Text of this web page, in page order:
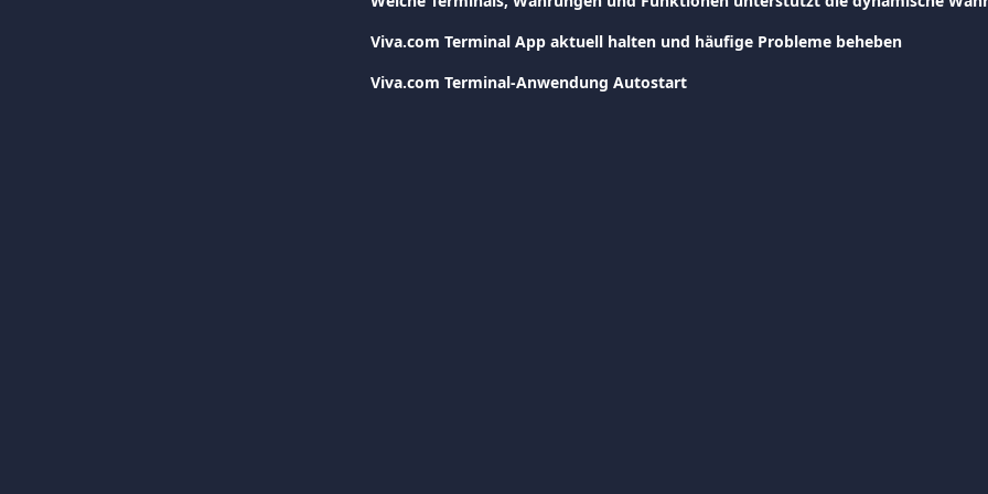
Viva.com Terminal App aktuell halten und häufige Probleme beheben
Viva.com Terminal-Anwendung Autostart